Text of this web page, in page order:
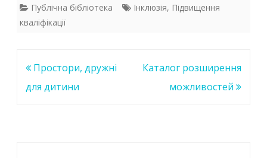
e
b
o
k
itt
er
at
p
k
n
Публічна бібліотека Інклюзія, Підвищення
кваліфікації
Навігація
записів
Простори, дружні
для дитини
Каталог розширення
можливостей